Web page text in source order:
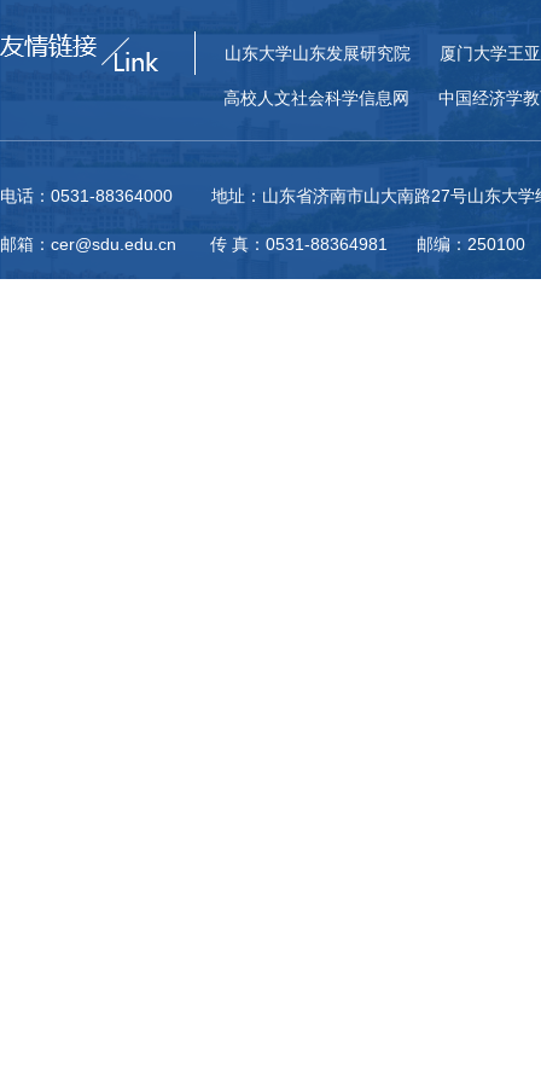
山东大学山东发展研究院 厦门大学王
高校人文社会科学信息网 中国经济学
电话：0531-88364000 地址：山东省济南市山大南路27号山东大学
邮箱：cer@sdu.edu.cn 传 真：0531-88364981 邮编：250100